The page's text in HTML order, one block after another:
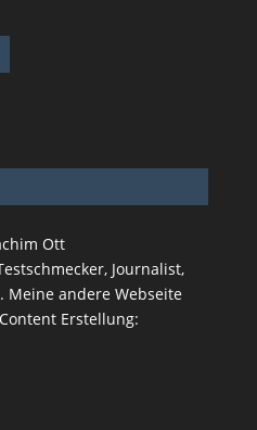
Journalist,
Meine andere Webseite
Erstellung: